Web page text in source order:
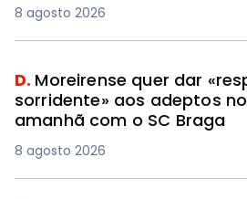
8 agosto 2026
D. Moreirense quer dar
sorridente» aos adeptos
amanhã com o SC Braga
8 agosto 2026